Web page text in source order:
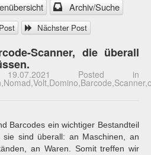
Archiv/Suche
Nächster Post
Scanner, die überall
Posted in
Barcodes ein wichtiger Bestandteil
sind überall: an Maschinen, an
an Waren. Somit treffen wir